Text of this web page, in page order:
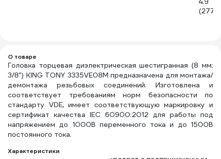
(277)
О товаре
Головка торцевая диэлектрическая шестигранная (8 мм;
3/8") KING TONY 3335VE08M предназначена для монтажа/
демонтажа резьбовых соединений. Изготовлена и
соответствует требованиям норм безопасности по
стандарту VDE, имеет соответствующую маркировку и
сертификат качества IEC 60900:2012 для работы под
напряжением до 1000В переменного тока и до 1500В
постоянного тока.
Характеристики